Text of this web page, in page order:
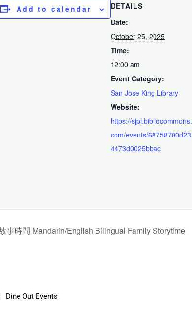
Add to calendar
DETAILS
Date:
October 25, 2025
Time:
12:00 am
Event Category:
San Jose King Library
Website:
https://sjpl.bibliocommons.
com/events/68758700d23
4473d0025bbac
事時間 Mandarin/English Bilingual Family Storytime
Dine Out Events